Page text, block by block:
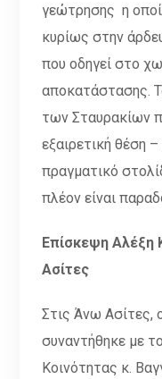
γεώτρησης η
κυρίως στην
που οδηγεί στο
αποκατάστασης.
των Σταυρακίων
εξαιρετική θέση
πραγματικό
πλέον είναι
Επίσκεψη Αλέξη
Ασίτες
Στις Άνω Ασίτες,
συναντήθηκε με
Κοινότητας κ.